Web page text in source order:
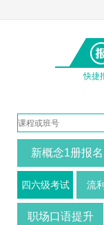
快捷
新概念1册报名
四六级考试 流
职场口语提升